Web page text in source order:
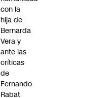
con la
hija de
Bernarda
Vera y
ante las
críticas
de
Fernando
Rabat